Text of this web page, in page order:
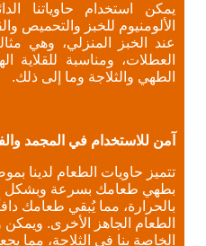
يمكن استخدام حاوياتنا
الألومنيوم للخبز والتحميص
عند الخبز المنزلي، وهي
العطلات، ومناسبة للقلاية
الطهي والثلاجة وما إلى ذلك.
آمن للاستخدام في المجمد
تتميز حاويات الطعام لدينا
بطهي طعامك بسرعة وبشكل
بالحرارة، مما يُبقي طعامك
الطعام الجاهز الأخرى.
الخاصة بنا في الثلاجة، مما